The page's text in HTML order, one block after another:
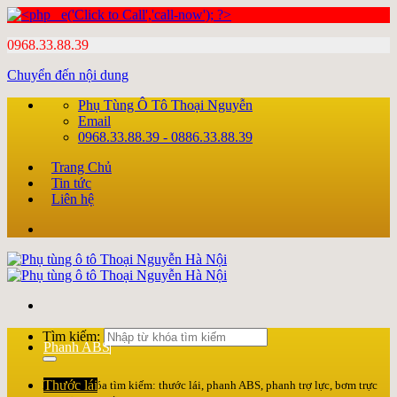
0968.33.88.39
Chuyển đến nội dung
Phụ Tùng Ô Tô Thoại Nguyễn
Email
0968.33.88.39 - 0886.33.88.39
Trang Chủ
Tin tức
Liên hệ
Tìm kiếm:
Nhập từ khóa tìm kiếm: thước lái, phanh ABS, phanh trợ lực, bơm trực
Phanh ABS
Thước lái